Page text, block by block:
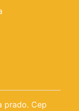
prado. Cep